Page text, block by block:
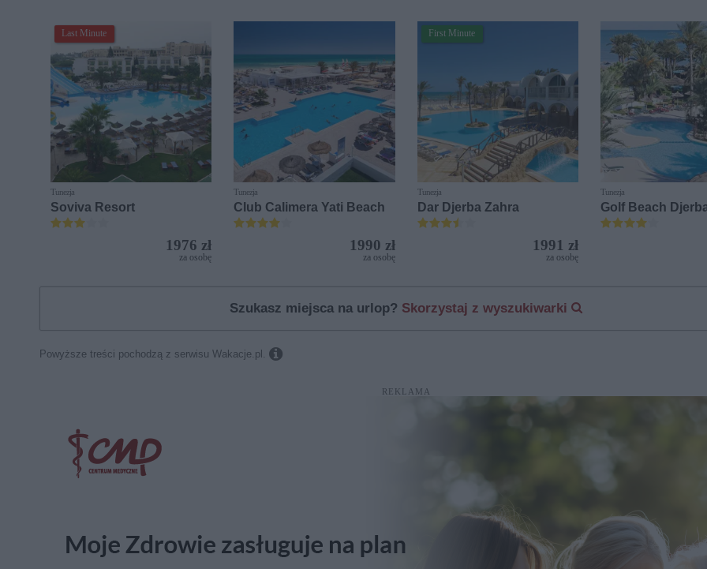
Last Minute
Tunezja
Soviva Resort
1976 zł
za osobę
Tunezja
Club Calimera Yati Beach
1990 zł
za osobę
First Minute
Tunezja
Dar Djerba Zahra
1991 zł
za osobę
Tunezja
Golf Beach
Szukasz miejsca na urlop? Skorzystaj z wyszukiwarki
Powyższe treści pochodzą z serwisu Wakacje.pl. 
REKLAMA